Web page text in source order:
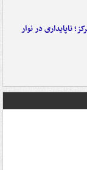
ناپایداری در نوار